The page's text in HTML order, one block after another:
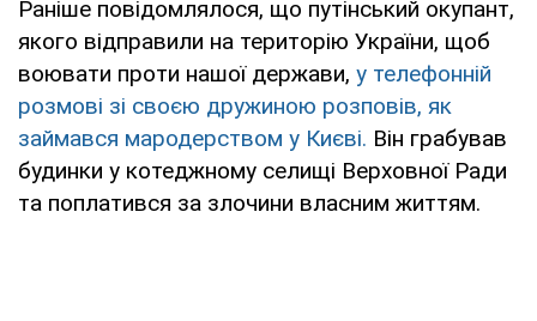
Раніше повідомлялося, що путінський окупант,
якого відправили на територію України, щоб
воювати проти нашої держави, у телефонній
розмові зі своєю дружиною розповів, як
займався мародерством у Києві. Він грабував
будинки у котеджному селищі Верховної Ради
та поплатився за злочини власним життям.